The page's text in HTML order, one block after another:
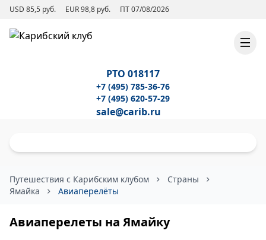
USD 85,5 руб. EUR 98,8 руб. ПТ 07/08/2026
РТО 018117
+7 (495) 785-36-76
+7 (495) 620-57-29
sale@carib.ru
Путешествия с Карибским клубом
Страны
Ямайка
Авиаперелёты
Авиаперелеты на Ямайку